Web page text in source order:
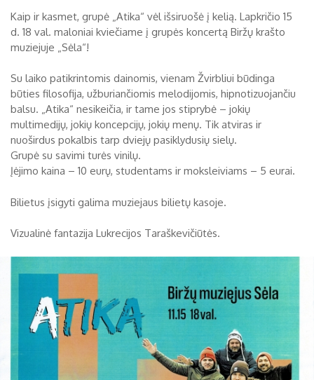
Šeimoms
Biržai ir Radvilos
Religijos
Biržai XIX a.
Biržai XX a.
RUGPJŪTIS 2026
Pr An Tr Ke Pe Še
10
11 12 13 14
17
18 19 20 21
31
Kaip ir kasmet, grupė „Atika“ vėl išsiruošė į kelią. Lapkričio 15
d. 18 val. maloniai kviečiame į grupės koncertą Biržų krašto
muziejuje „Sėla“!
Su laiko patikrintomis dainomis, vienam Žvirbliui būdinga
būties filosofija, užburiančiomis melodijomis, hipnotizuojančiu
balsu. „Atika“ nesikeičia, ir tame jos stiprybė – jokių
multimedijų, jokių koncepcijų, jokių menų. Tik atviras ir
nuoširdus pokalbis tarp dviejų pasiklydusių sielų.
Grupė su savimi turės vinilų.
Įėjimo kaina – 10 eurų, studentams ir moksleiviams – 5 eurai.
Bilietus įsigyti galima muziejaus bilietų kasoje.
Vizualinė fantazija Lukrecijos Taraškevičiūtės.